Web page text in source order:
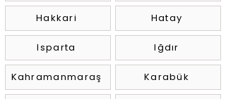
Hakkari
Isparta
Kahramanmaraş
Hatay
Iğdır
Karabük